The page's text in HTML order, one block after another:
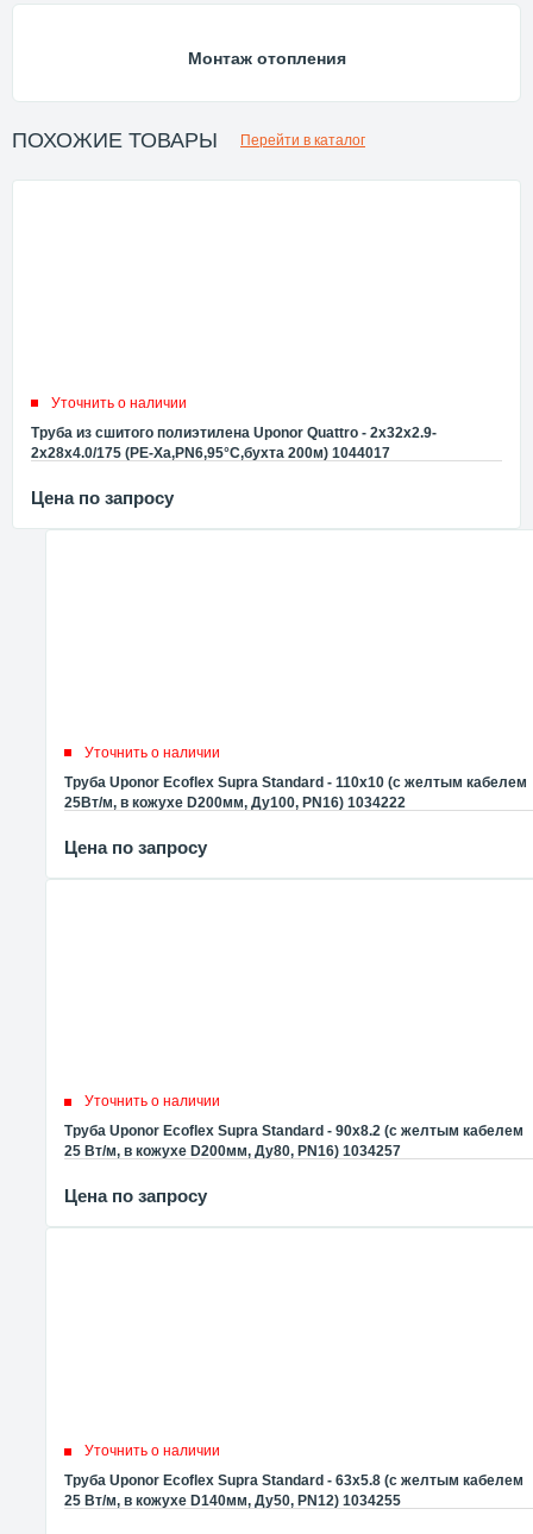
Монтаж отопления
ПОХОЖИЕ ТОВАРЫ Перейти в каталог
Уточнить о наличии
Труба из сшитого полиэтилена Uponor Quattro - 2x32x2.9-
2x28x4.0/175 (PE-Xa,PN6,95°C,бухта 200м) 1044017
Цена по запросу
Уточнить о наличии
Труба Uponor Ecoflex Supra Standard - 110x10 (с желтым кабелем
25Вт/м, в кожухе D200мм, Ду100, PN16) 1034222
Цена по запросу
Уточнить о наличии
Труба Uponor Ecoflex Supra Standard - 90x8.2 (с желтым кабелем
25 Вт/м, в кожухе D200мм, Ду80, PN16) 1034257
Цена по запросу
Уточнить о наличии
Труба Uponor Ecoflex Supra Standard - 63x5.8 (с желтым кабелем
25 Вт/м, в кожухе D140мм, Ду50, PN12) 1034255